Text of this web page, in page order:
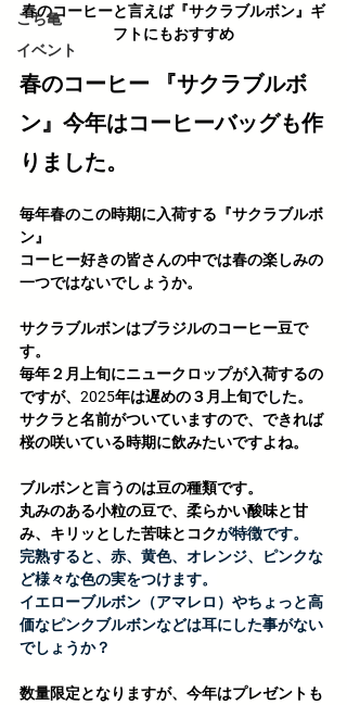
こち亀
イベント
春のコーヒーと言えば『サクラブルボン』ギ
フトにもおすすめ
春のコーヒー 『サクラブルボ
ン』今年はコーヒーバッグも作
りました。
毎年春のこの時期に入荷する 『サクラブルボ
ン』
コーヒー好きの皆さんの中では春の楽しみの
一つではないでしょうか。
サクラブルボンはブラジルのコーヒー豆で
す。
毎年２月上旬にニュークロップが入荷するの
ですが、2025年は遅めの３月上旬でした。
サクラと名前がついていますので、できれば
桜の咲いている時期に飲みたいですよね。
ブルボンと言うのは豆の種類です。
丸みのある小粒の豆で、柔らかい酸味と甘
み、キリッとした苦味とコクが特徴です。
完熟すると、赤、黄色、オレンジ、ピンクな
ど様々な色の実をつけます。
イエローブルボン（アマレロ）やちょっと高
価なピンクブルボンなどは耳にした事がない
でしょうか？
数量限定となりますが、今年はプレゼントも